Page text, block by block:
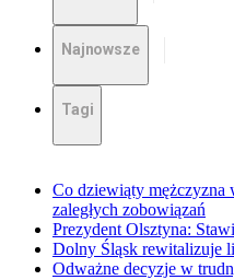
Najnowsze
Tagi
Co dziewiąty mężczyzna
zaległych zobowiązań
Prezydent Olsztyna:
Dolny Śląsk rewitalizuje
Odważne decyzje w